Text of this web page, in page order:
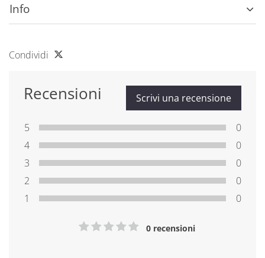
Info
Condividi
Recensioni Scrivi una recensione
5
0
4
0
3
0
2
0
1
0
0 recensioni